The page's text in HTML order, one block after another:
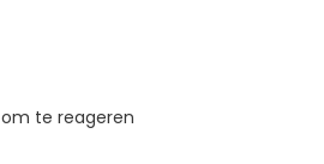
om te reageren